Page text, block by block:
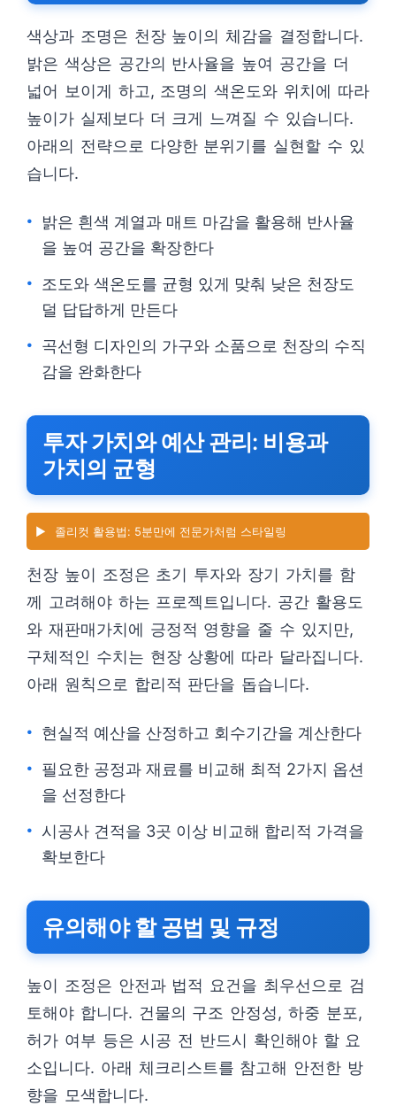
색상과 조명은 천장 높이의 체감을 결정합니다.
밝은 색상은 공간의 반사율을 높여 공간을 더
넓어 보이게 하고, 조명의 색온도와 위치에 따라
높이가 실제보다 더 크게 느껴질 수 있습니다.
아래의 전략으로 다양한 분위기를 실현할 수 있
습니다.
밝은 흰색 계열과 매트 마감을 활용해 반사율
을 높여 공간을 확장한다
조도와 색온도를 균형 있게 맞춰 낮은 천장도
덜 답답하게 만든다
곡선형 디자인의 가구와 소품으로 천장의 수직
감을 완화한다
투자 가치와 예산 관리: 비용과
가치의 균형
▶️ 졸리컷 활용법: 5분만에 전문가처럼 스타일링
천장 높이 조정은 초기 투자와 장기 가치를 함
께 고려해야 하는 프로젝트입니다. 공간 활용도
와 재판매가치에 긍정적 영향을 줄 수 있지만,
구체적인 수치는 현장 상황에 따라 달라집니다.
아래 원칙으로 합리적 판단을 돕습니다.
현실적 예산을 산정하고 회수기간을 계산한다
필요한 공정과 재료를 비교해 최적 2가지 옵션
을 선정한다
시공사 견적을 3곳 이상 비교해 합리적 가격을
확보한다
유의해야 할 공법 및 규정
높이 조정은 안전과 법적 요건을 최우선으로 검
토해야 합니다. 건물의 구조 안정성, 하중 분포,
허가 여부 등은 시공 전 반드시 확인해야 할 요
소입니다. 아래 체크리스트를 참고해 안전한 방
향을 모색합니다.